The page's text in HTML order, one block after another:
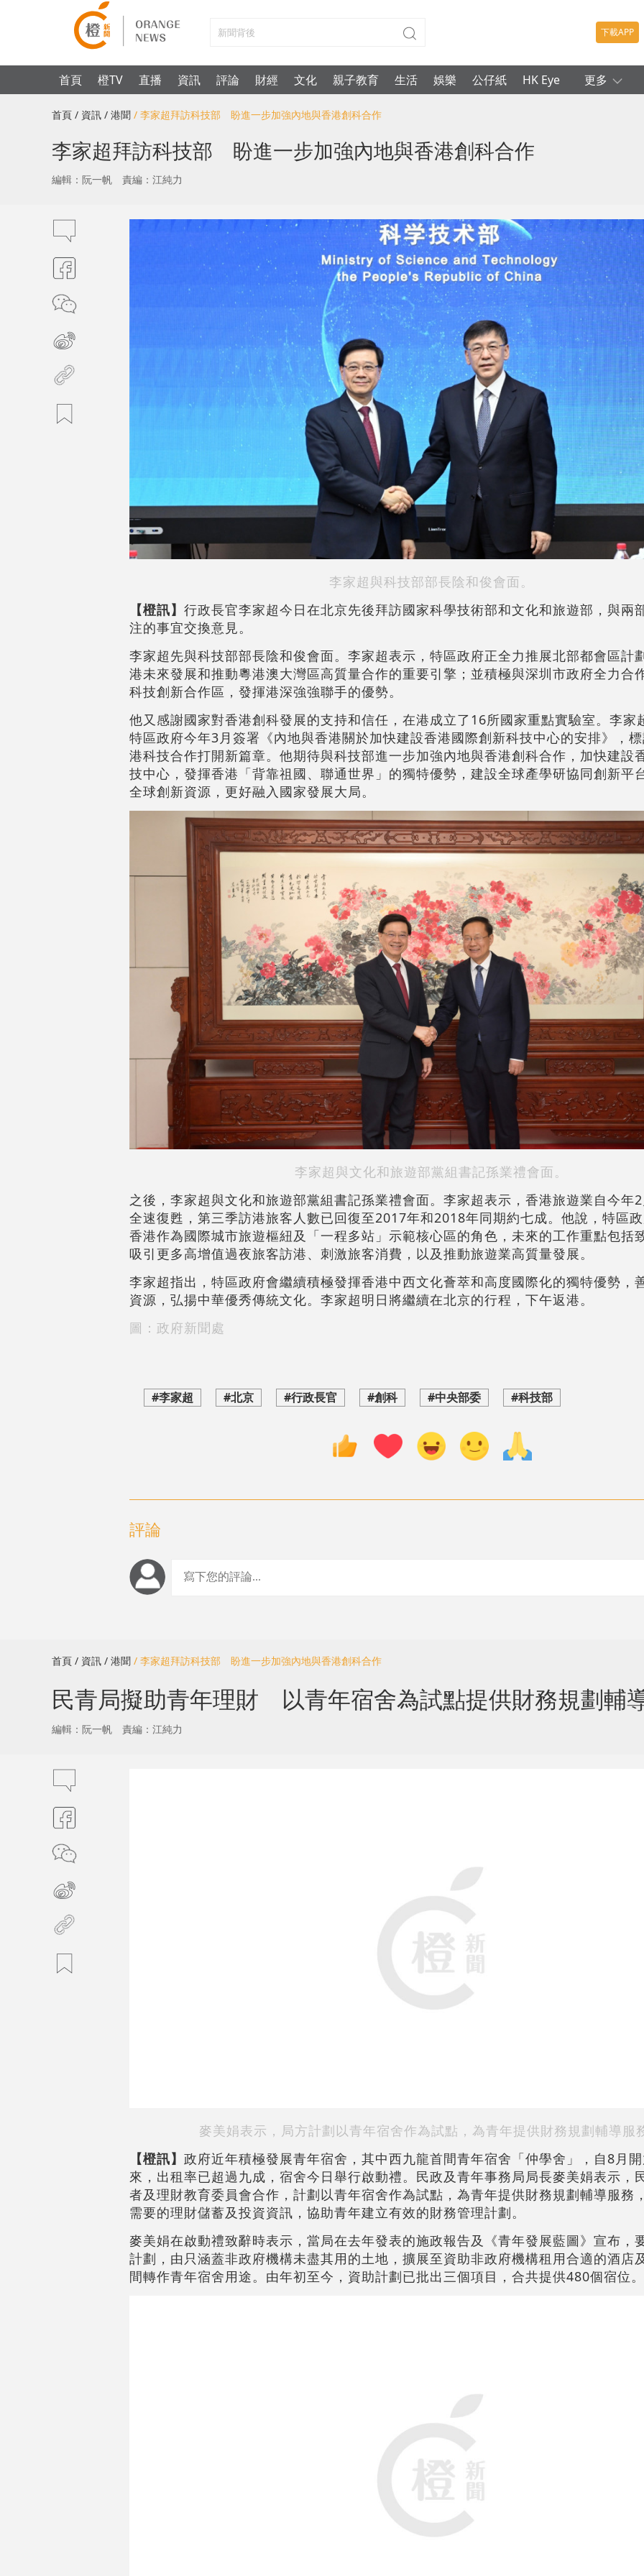
下載APP
首頁 橙TV 直播 資訊 評論 財經 文化 親子教育 生活 娛樂 公仔紙 HK Eye 更多
首頁 / 資訊 / 港聞 / 李家超拜訪科技部 盼進一步加強內地與香港創科合作
李家超拜訪科技部 盼進一步加強內地與香港創科合作
編輯：阮一帆 責編：江純力
李家超與科技部部長陰和俊會面。
【橙訊】 行政長官李家超今日在北京先後拜訪國家科學技術部和文化和旅遊部，與兩
注的事宜交換意見。
李家超先與科技部部長陰和俊會面。李家超表示，特區政府正全力推展北部都會區計
港未來發展和推動粵港澳大灣區高質量合作的重要引擎；並積極與深圳市政府全力合
科技創新合作區，發揮港深強強聯手的優勢。
他又感謝國家對香港創科發展的支持和信任，在港成立了16所國家重點實驗室。李家
特區政府今年3月簽署《內地與香港關於加快建設香港國際創新科技中心的安排》，
港科技合作打開新篇章。他期待與科技部進一步加強內地與香港創科合作，加快建設
技中心，發揮香港「背靠祖國、聯通世界」的獨特優勢，建設全球產學研協同創新平
全球創新資源，更好融入國家發展大局。
李家超與文化和旅遊部黨組書記孫業禮會面。
之後，李家超與文化和旅遊部黨組書記孫業禮會面。李家超表示，香港旅遊業自今年
全速復甦，第三季訪港旅客人數已回復至2017年和2018年同期約七成。他說，特區
香港作為國際城市旅遊樞紐及「一程多站」示範核心區的角色，未來的工作重點包括
吸引更多高增值過夜旅客訪港、刺激旅客消費，以及推動旅遊業高質量發展。
李家超指出，特區政府會繼續積極發揮香港中西文化薈萃和高度國際化的獨特優勢，
資源，弘揚中華優秀傳統文化。李家超明日將繼續在北京的行程，下午返港。
圖：政府新聞處
#李家超 #北京 #行政長官 #創科 #中央部委 #科技部
評論
首頁 / 資訊 / 港聞 / 李家超拜訪科技部 盼進一步加強內地與香港創科合作
民青局擬助青年理財 以青年宿舍為試點提供財務規劃輔
編輯：阮一帆 責編：江純力
麥美娟表示，局方計劃以青年宿舍作為試點，為青年提供財務規劃輔導服
【橙訊】 政府近年積極發展青年宿舍，其中西九龍首間青年宿舍「仲學舍」，自8月
來，出租率已超過九成，宿舍今日舉行啟動禮。民政及青年事務局局長麥美娟表示，
者及理財教育委員會合作，計劃以青年宿舍作為試點，為青年提供財務規劃輔導服務
需要的理財儲蓄及投資資訊，協助青年建立有效的財務管理計劃。
麥美娟在啟動禮致辭時表示，當局在去年發表的施政報告及《青年發展藍圖》宣布，
計劃，由只涵蓋非政府機構未盡其用的土地，擴展至資助非政府機構租用合適的酒店
間轉作青年宿舍用途。由年初至今，資助計劃已批出三個項目，合共提供480個宿位。